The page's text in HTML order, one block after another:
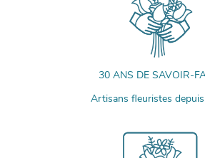
30 ANS DE SAVOIR-
Artisans fleuristes